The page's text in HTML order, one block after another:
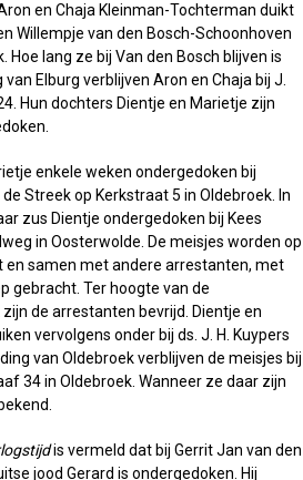
en Chaja Kleinman-Tochterman duikt
Willempje van den Bosch-Schoonhoven
Hoe lang ze bij Van den Bosch blijven is
Elburg verblijven Aron en Chaja bij J.
Hun dochters Dientje en Marietje zijn
enkele weken ondergedoken bij
Streek op Kerkstraat 5 in Oldebroek. In
zus Dientje ondergedoken bij Kees
in Oosterwolde. De meisjes worden op
en samen met andere arrestanten, met
gebracht. Ter hoogte van de
de arrestanten bevrijd. Dientje en
vervolgens onder bij ds. J. H. Kuypers
van Oldebroek verblijven de meisjes bij
34 in Oldebroek. Wanneer ze daar zijn
is vermeld dat bij Gerrit Jan van den
jood Gerard is ondergedoken. Hij